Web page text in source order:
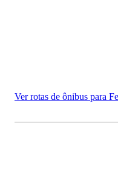
Ver rotas de ônibus para